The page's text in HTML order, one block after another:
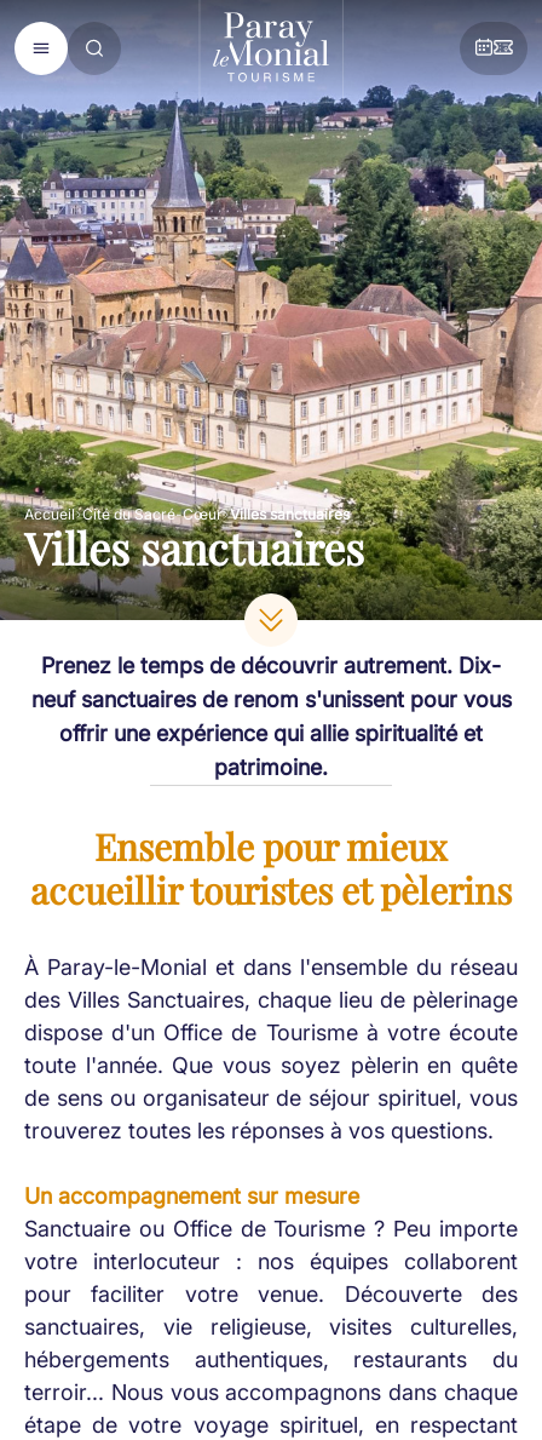
Accueil Cité du Sacré-Cœur Villes sanctuaires
Villes sanctuaires
Prenez le temps de découvrir autrement. Dix-
neuf sanctuaires de renom s'unissent pour vous
offrir une expérience qui allie spiritualité et
patrimoine.
Ensemble pour mieux
accueillir touristes et pèlerins
À Paray-le-Monial et dans l'ensemble du réseau
des Villes Sanctuaires, chaque lieu de pèlerinage
dispose d'un Office de Tourisme à votre écoute
toute l'année. Que vous soyez pèlerin en quête
de sens ou organisateur de séjour spirituel, vous
trouverez toutes les réponses à vos questions.
Un accompagnement sur mesure
Sanctuaire ou Office de Tourisme ? Peu importe
votre interlocuteur : nos équipes collaborent
pour faciliter votre venue. Découverte des
sanctuaires, vie religieuse, visites culturelles,
hébergements authentiques, restaurants du
terroir... Nous vous accompagnons dans chaque
étape de votre voyage spirituel, en respectant